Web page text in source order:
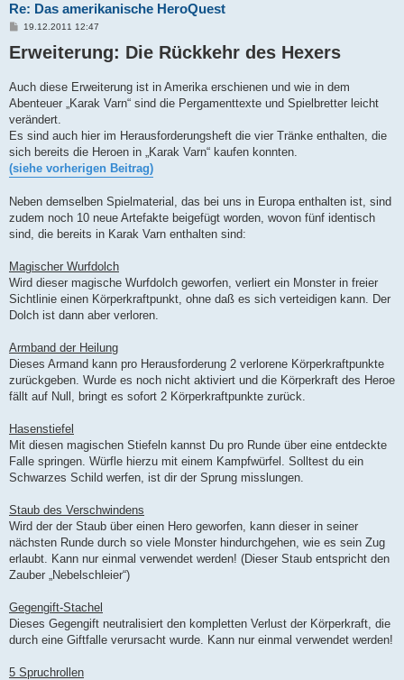
Re: Das amerikanische HeroQuest
B
i
t
g
19.12.2011 12:47
Erweiterung: Die Rückkehr des Hexers
Auch diese Erweiterung ist in Amerika erschienen und wie in dem
Abenteuer „Karak Varn“ sind die Pergamenttexte und Spielbretter leicht
verändert.
Es sind auch hier im Herausforderungsheft die vier Tränke enthalten, die
sich bereits die Heroen in „Karak Varn“ kaufen konnten.
(siehe vorherigen Beitrag)
Neben demselben Spielmaterial, das bei uns in Europa enthalten ist, sind
zudem noch 10 neue Artefakte beigefügt worden, wovon fünf identisch
sind, die bereits in Karak Varn enthalten sind:
Magischer Wurfdolch
Wird dieser magische Wurfdolch geworfen, verliert ein Monster in freier
Sichtlinie einen Körperkraftpunkt, ohne daß es sich verteidigen kann. Der
Dolch ist dann aber verloren.
Armband der Heilung
Dieses Armand kann pro Herausforderung 2 verlorene Körperkraftpunkte
zurückgeben. Wurde es noch nicht aktiviert und die Körperkraft des Heroe
fällt auf Null, bringt es sofort 2 Körperkraftpunkte zurück.
Hasenstiefel
Mit diesen magischen Stiefeln kannst Du pro Runde über eine entdeckte
Falle springen. Würfle hierzu mit einem Kampfwürfel. Solltest du ein
Schwarzes Schild werfen, ist dir der Sprung misslungen.
Staub des Verschwindens
Wird der der Staub über einen Hero geworfen, kann dieser in seiner
nächsten Runde durch so viele Monster hindurchgehen, wie es sein Zug
erlaubt. Kann nur einmal verwendet werden! (Dieser Staub entspricht den
Zauber „Nebelschleier“)
Gegengift-Stachel
Dieses Gegengift neutralisiert den kompletten Verlust der Körperkraft, die
durch eine Giftfalle verursacht wurde. Kann nur einmal verwendet werden!
5 Spruchrollen